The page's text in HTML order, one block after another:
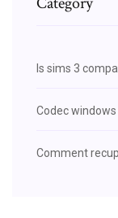
Is sims 3
Codec
Comment